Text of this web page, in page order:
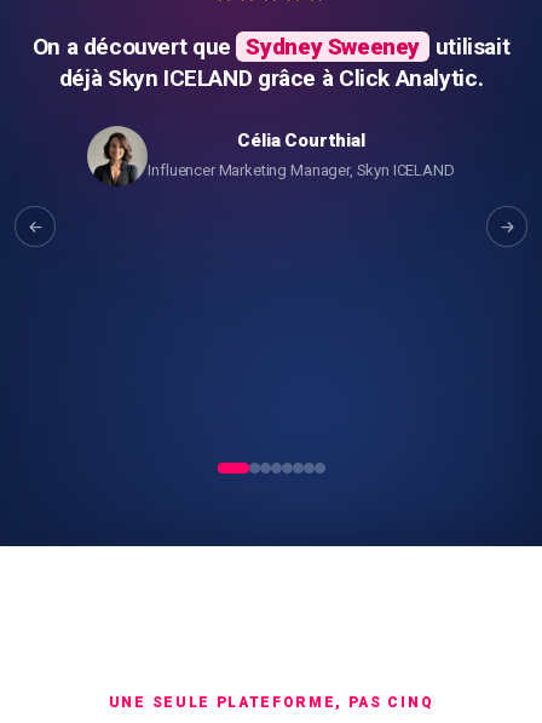
On a découvert que Sydney Sweeney
utilisait
déjà Skyn ICELAND grâce à Click Analytic.
Célia Courthial
Influencer Marketing Manager, Skyn ICELAND
UNE SEULE PLATEFORME, PAS CINQ